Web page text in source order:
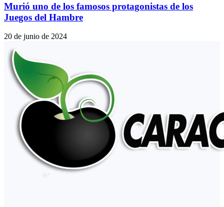
Murió uno de los famosos protagonistas de los
Juegos del Hambre
20 de junio de 2024